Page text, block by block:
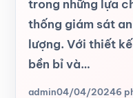
trong những lựa
thống giám sát
lượng. Với thiết
bền bỉ và…
admin04/04/20246